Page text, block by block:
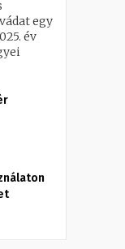
egy
év